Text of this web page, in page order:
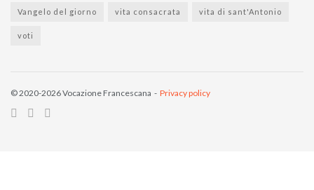
Vangelo del giorno vita consacrata vita di sant'Antonio
voti
© 2020-2026 Vocazione Francescana - Privacy policy